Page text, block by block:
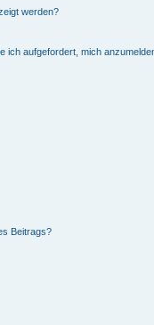
werden?
ich aufgefordert, mich
Beitrags?